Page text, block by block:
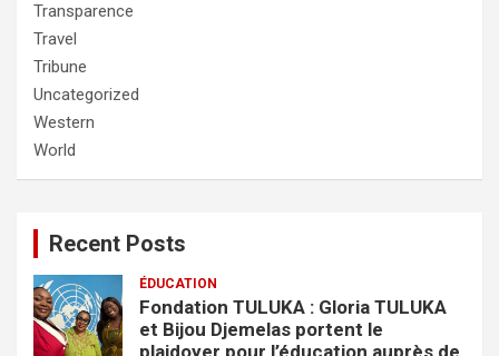
Transparence
Travel
Tribune
Uncategorized
Western
World
Recent Posts
ÉDUCATION
Fondation TULUKA : Gloria TULUKA
et Bijou Djemelas portent le